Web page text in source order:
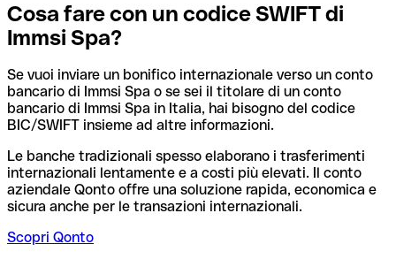
Cosa fare con un codice SWIFT di
Immsi Spa?
Se vuoi inviare un bonifico internazionale verso un conto
bancario di Immsi Spa o se sei il titolare di un conto
bancario di Immsi Spa in Italia, hai bisogno del codice
BIC/SWIFT insieme ad altre informazioni.
Le banche tradizionali spesso elaborano i trasferimenti
internazionali lentamente e a costi più elevati. Il conto
aziendale Qonto offre una soluzione rapida, economica e
sicura anche per le transazioni internazionali.
Scopri Qonto